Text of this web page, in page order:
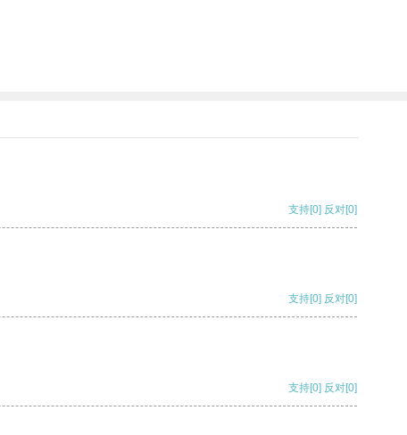
支持[0] 反对[0]
支持[0] 反对[0]
支持[0] 反对[0]